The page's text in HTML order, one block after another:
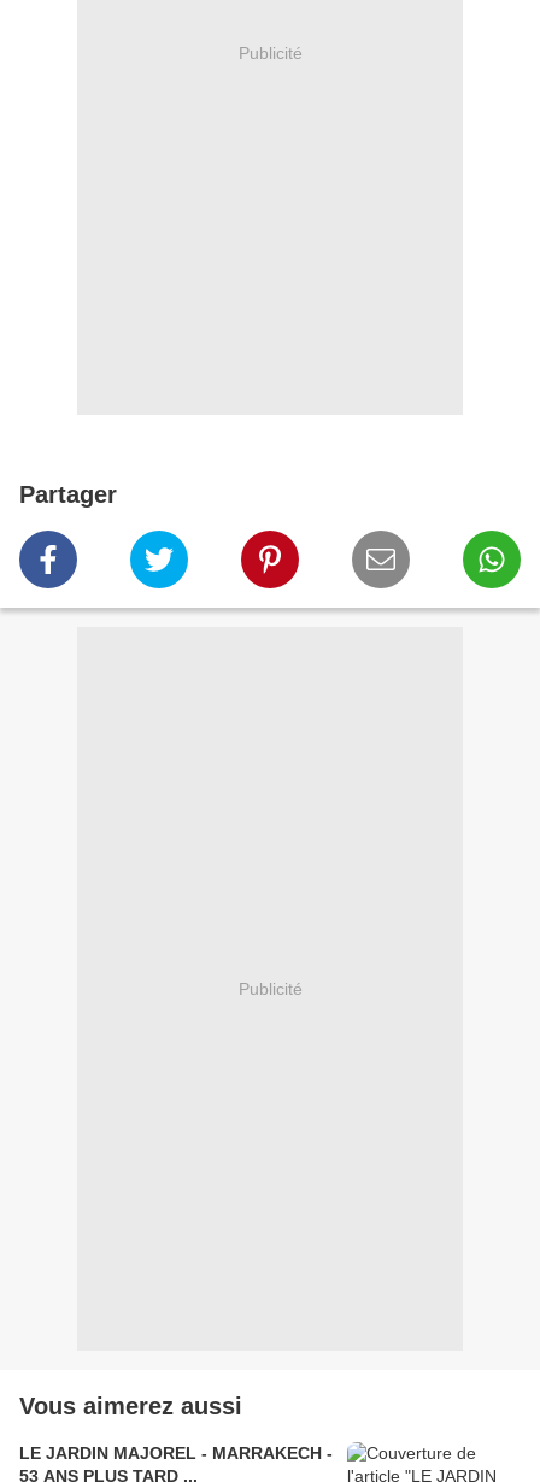
Publicité
Partager
Publicité
Vous aimerez aussi
LE JARDIN MAJOREL - MARRAKECH -
53 ANS PLUS TARD ...